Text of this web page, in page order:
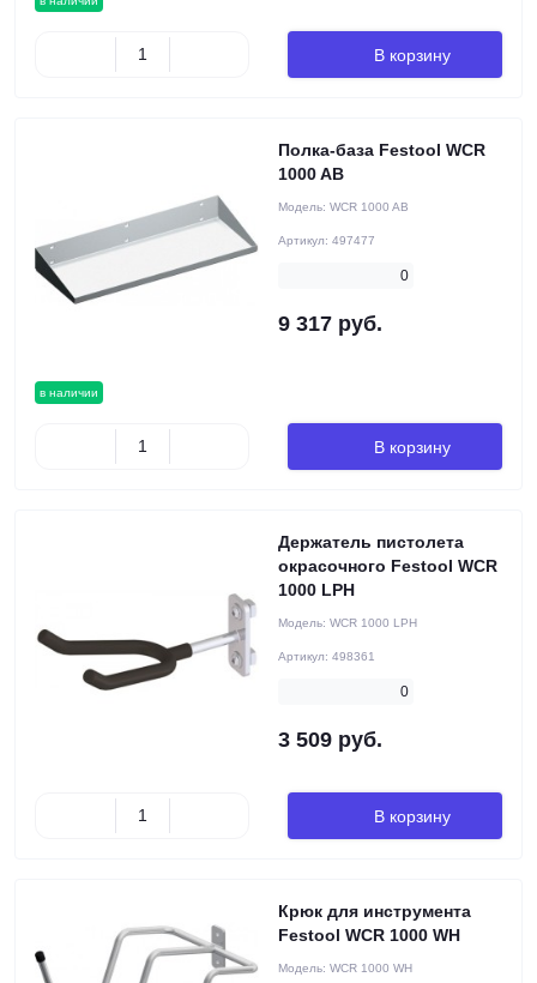
В корзину
в наличии
Полка-база Festool WCR
1000 AB
Модель: WCR 1000 AB
Артикул: 497477
0
9 317 руб.
В корзину
Держатель пистолета
окрасочного Festool WCR
1000 LPH
Модель: WCR 1000 LPH
Артикул: 498361
0
3 509 руб.
В корзину
Крюк для инструмента
Festool WCR 1000 WH
Модель: WCR 1000 WH